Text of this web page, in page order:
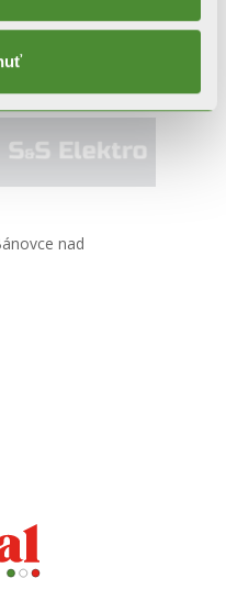
dovozcu -
servisné
nad